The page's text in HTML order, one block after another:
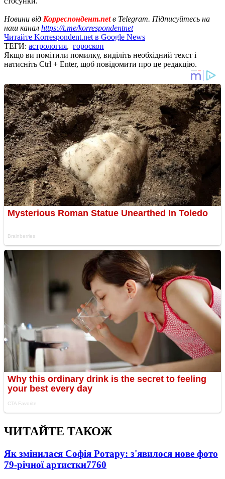
Новини від Корреспондент.netв Telegram. Підписуйтесь на
наш канал https://t.me/korrespondentnet
Читайте Korrespondent.net в Google News
ТЕГИ: астрология, гороскоп
Якщо ви помітили помилку, виділіть необхідний текст і
натисніть Ctrl + Enter, щоб повідомити про це редакцію.
ЧИТАЙТЕ ТАКОЖ
Як змінилася Софія Ротару: з'явилося нове фото
79-річної артистки7760